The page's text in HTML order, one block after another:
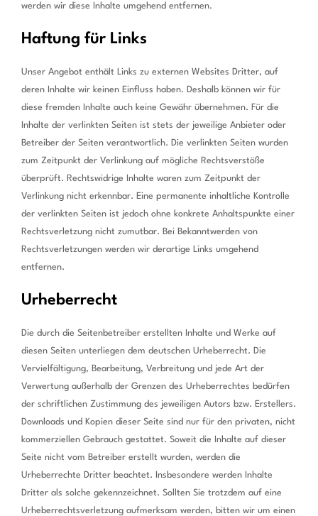
werden wir diese Inhalte umgehend entfernen.
Haftung für Links
Unser Angebot enthält Links zu externen Websites Dritter, auf
deren Inhalte wir keinen Einfluss haben. Deshalb können wir für
diese fremden Inhalte auch keine Gewähr übernehmen. Für die
Inhalte der verlinkten Seiten ist stets der jeweilige Anbieter oder
Betreiber der Seiten verantwortlich. Die verlinkten Seiten wurden
zum Zeitpunkt der Verlinkung auf mögliche Rechtsverstöße
überprüft. Rechtswidrige Inhalte waren zum Zeitpunkt der
Verlinkung nicht erkennbar. Eine permanente inhaltliche Kontrolle
der verlinkten Seiten ist jedoch ohne konkrete Anhaltspunkte einer
Rechtsverletzung nicht zumutbar. Bei Bekanntwerden von
Rechtsverletzungen werden wir derartige Links umgehend
entfernen.
Urheberrecht
Die durch die Seitenbetreiber erstellten Inhalte und Werke auf
diesen Seiten unterliegen dem deutschen Urheberrecht. Die
Vervielfältigung, Bearbeitung, Verbreitung und jede Art der
Verwertung außerhalb der Grenzen des Urheberrechtes bedürfen
der schriftlichen Zustimmung des jeweiligen Autors bzw. Erstellers.
Downloads und Kopien dieser Seite sind nur für den privaten, nicht
kommerziellen Gebrauch gestattet. Soweit die Inhalte auf dieser
Seite nicht vom Betreiber erstellt wurden, werden die
Urheberrechte Dritter beachtet. Insbesondere werden Inhalte
Dritter als solche gekennzeichnet. Sollten Sie trotzdem auf eine
Urheberrechtsverletzung aufmerksam werden, bitten wir um einen